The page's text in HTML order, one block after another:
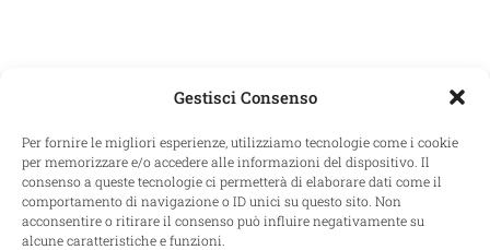
Gestisci Consenso
Per fornire le migliori esperienze, utilizziamo tecnologie come i cookie
per memorizzare e/o accedere alle informazioni del dispositivo. Il
consenso a queste tecnologie ci permetterà di elaborare dati come il
comportamento di navigazione o ID unici su questo sito. Non
acconsentire o ritirare il consenso può influire negativamente su
alcune caratteristiche e funzioni.